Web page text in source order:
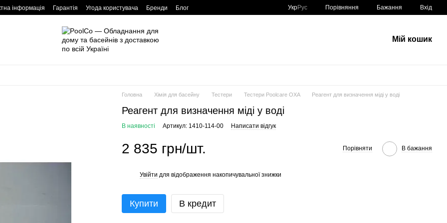
інформація Гарантія Угода користувача Бренди Блог УкрРус Порівняння Бажання Вхід
Мій кошик
Головна Хімія для басейну Тестери Тестери Poolcare OXA Реагент для визначення міді у воді
Реагент для визначення міді у воді
В наявності Артикул: 1410-114-00 Написати відгук
2 835 грн/шт. Порівняти В бажання
Увійти для відображення накопичувальної знижки
Купити В кредит